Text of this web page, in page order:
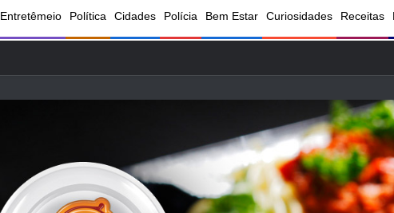
Entretêmeio Política Cidades Polícia Bem Estar Curiosidades Receitas